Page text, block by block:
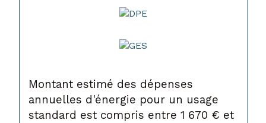
Montant estimé des dépenses
annuelles d'énergie pour un usage
standard est compris entre 1 670 € et